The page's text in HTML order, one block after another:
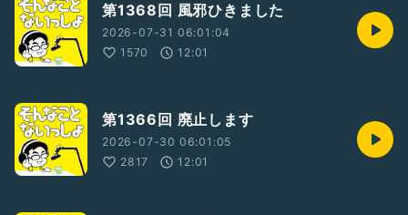
第1368回 風邪ひきました
2026-07-31 06:01:04
1570
12:01
第1366回 廃止します
2026-07-30 06:01:05
2817
12:01